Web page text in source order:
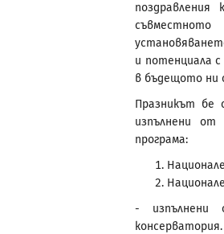
и потенциала
в бъдещото ни
Празникът бе
изпълнени
програма:
- изпълнени
консерватория.